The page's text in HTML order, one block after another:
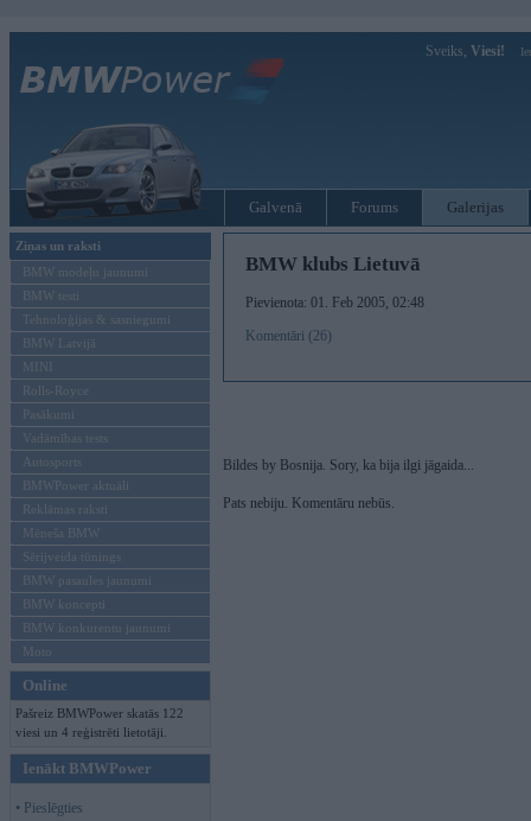
Sveiks, Viesi!
Galvenā Forums Galerijas
Ziņas un raksti
BMW modeļu jaunumi
BMW testi
Tehnoloģijas & sasniegumi
BMW Latvijā
MINI
Rolls-Royce
Pasākumi
Vadāmības tests
Autosports
BMWPower aktuāli
Reklāmas raksti
Mēneša BMW
Sērijveida tūnings
BMW pasaules jaunumi
BMW koncepti
BMW konkurentu jaunumi
Moto
Online
Pašreiz BMWPower skatās 122
viesi un 4 reģistrēti lietotāji.
Ienākt BMWPower
• Pieslēgties
BMW klubs Lietuvā
Pievienota: 01. Feb 2005, 02:48
Komentāri (26)
Bildes by Bosnija. Sory, ka bija ilgi jāgaida...
Pats nebiju. Komentāru nebūs.